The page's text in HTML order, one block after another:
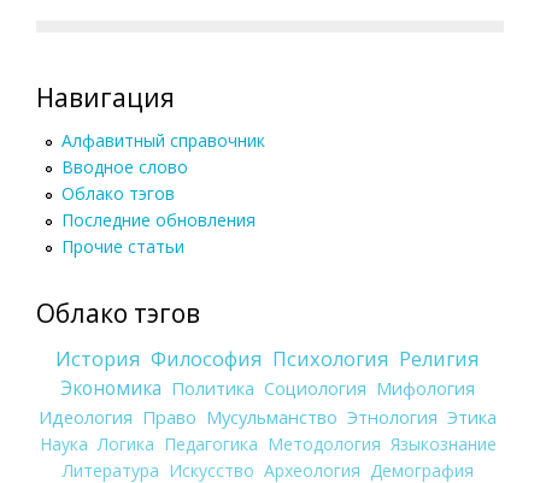
Навигация
Алфавитный справочник
Вводное слово
Облако тэгов
Последние обновления
Прочие статьи
Облако тэгов
История Философия Психология Религия
Экономика Политика Социология Мифология
Идеология Право Мусульманство Этнология Этика
Наука Логика Педагогика Методология Языкознание
Литература Искусство Археология Демография